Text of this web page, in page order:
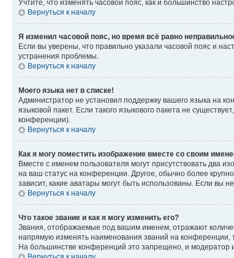
Учтите, что изменять часовой пояс, как и большинство
Вернуться к началу
Я изменил часовой пояс, но время всё равно
Если вы уверены, что правильно указали часовой пояс и
устранения проблемы.
Вернуться к началу
Моего языка нет в списке!
Администратор не установил поддержку вашего языка на
языковой пакет. Если такого языкового пакета не
конференции).
Вернуться к началу
Как я могу поместить изображение вместе со своим
Вместе с именем пользователя могут присутствовать два
на ваш статус на конференции. Другое, обычно более
зависит, какие аватары могут быть использованы. Если вы
Вернуться к началу
Что такое звание и как я могу изменить его?
Звания, отображаемые под вашим именем, отражают
напрямую изменять наименования званий на конференции,
На большинстве конференций это запрещено, и модератор